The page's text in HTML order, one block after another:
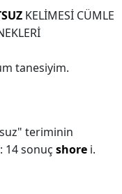
KELİMESİ CÜMLE
tanesiyim.
teriminin
14 sonuç shore i.